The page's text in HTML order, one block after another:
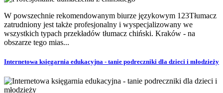
W powszechnie rekomendowanym biurze językowym 123Tłumacz
zatrudniony jest także profesjonalny i wyspecjalizowany we
wszystkich typach przekładów tłumacz chiński. Kraków - na
obszarze tego mias...
Internetowa księgarnia edukacyjna - tanie podreczniki dla dzieci i młodzieży